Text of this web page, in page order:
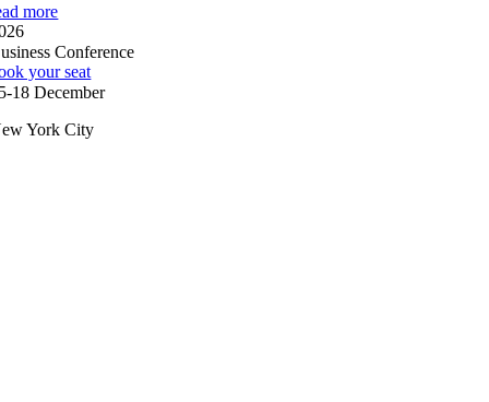
more
Conference
your seat
18 December
York City